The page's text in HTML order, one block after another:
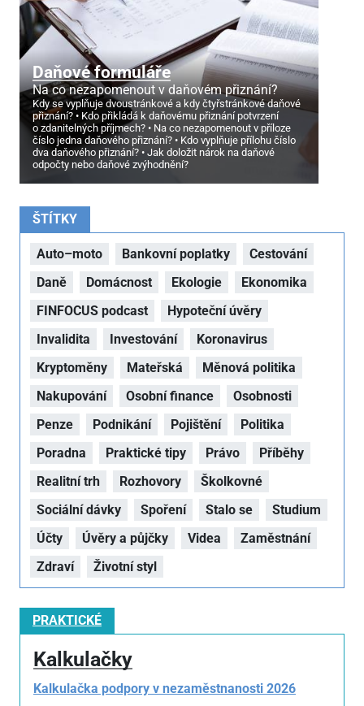
Daňové formuláře
Na co nezapomenout v daňovém přiznání?
Kdy se vyplňuje dvoustránkové a kdy čtyřstránkové daňové
přiznání?
Kdo přikládá k daňovému přiznání potvrzení
o zdanitelných příjmech?
Na co nezapomenout v příloze
číslo jedna daňového přiznání?
Kdo vyplňuje přílohu číslo
dva daňového přiznání?
Jak doložit nárok na daňové
odpočty nebo daňové zvýhodnění?
ŠTÍTKY
Auto–moto Bankovní poplatky
Cestování
Daně
Domácnost Ekologie
Ekonomika
FINFOCUS podcast
Hypoteční úvěry
Invalidita
Investování
Koronavirus
Kryptoměny
Mateřská
Měnová politika
Nakupování
Osobní finance
Osobnosti
Penze
Podnikání Pojištění
Politika
Poradna
Praktické tipy Právo
Příběhy
Realitní trh
Rozhovory
Školkovné
Sociální dávky
Spoření Stalo se
Studium
Účty
Úvěry a půjčky Videa
Zaměstnání
Zdraví
Životní styl
PRAKTICKÉ
Kalkulačky
Kalkulačka podpory v nezaměstnanosti 2026